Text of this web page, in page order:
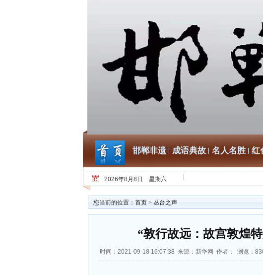
邯郸非遗 成语典故 名人名胜 红
2026年8月8日 星期六
您当前的位置： 首页 > 丛台之声
“敦行故远：故宫敦煌
时间：2021-09-18 16:07:38 来源：新华网 作者： 浏览：